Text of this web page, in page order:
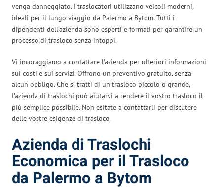
venga danneggiato. I traslocatori utilizzano veicoli moderni,
ideali per il lungo viaggio da Palermo a Bytom. Tutti i
dipendenti dell’azienda sono esperti e formati per garantire un
processo di trasloco senza intoppi.
Vi incoraggiamo a contattare l’azienda per ulteriori informazioni
sui costi e sui servizi. Offrono un preventivo gratuito, senza
alcun obbligo. Che si tratti di un trasloco piccolo o grande,
l’azienda di traslochi può aiutarvi a rendere il vostro trasloco il
più semplice possibile. Non esitate a contattarli per discutere
delle vostre esigenze di trasloco.
Azienda di Traslochi
Economica per il Trasloco
da Palermo a Bytom